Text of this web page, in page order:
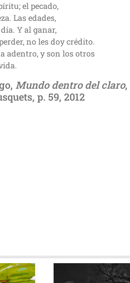
el pecado,
Las edades,
Y al ganar,
no les doy crédito.
adentro, y son los otros
Mundo dentro del claro,
p. 59, 2012